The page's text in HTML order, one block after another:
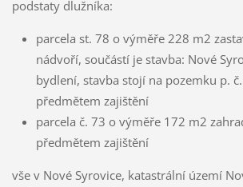
podstaty dlužníka:
parcela st. 78 o výměře 228 m2
nádvoří, součástí je stavba: Nové
bydlení, stavba stojí na pozemku p.
předmětem zajištění
parcela č. 73 o výměře 172 m2
předmětem zajištění
vše v Nové Syrovice, katastrální území